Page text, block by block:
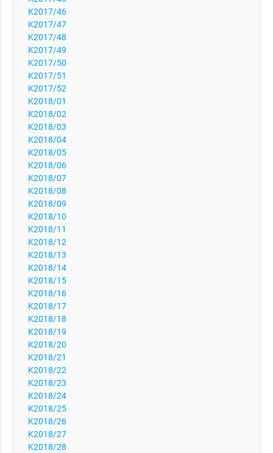
K2017/46
K2017/47
K2017/48
K2017/49
K2017/50
K2017/51
K2017/52
K2018/01
K2018/02
K2018/03
K2018/04
K2018/05
K2018/06
K2018/07
K2018/08
K2018/09
K2018/10
K2018/11
K2018/12
K2018/13
K2018/14
K2018/15
K2018/16
K2018/17
K2018/18
K2018/19
K2018/20
K2018/21
K2018/22
K2018/23
K2018/24
K2018/25
K2018/26
K2018/27
K2018/28